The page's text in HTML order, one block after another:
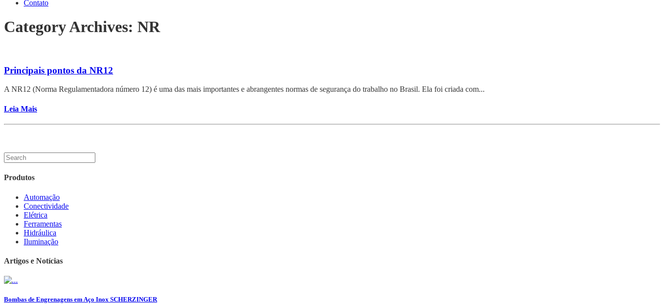
Contato
Category Archives: NR
Principais pontos da NR12
A NR12 (Norma Regulamentadora número 12) é uma das mais importantes e abrangentes normas de segurança do trabalho no Brasil. Ela foi criada com...
Leia Mais
Produtos
Automação
Conectividade
Elétrica
Ferramentas
Hidráulica
Iluminação
Artigos e Notícias
Bombas de Engrenagens em Aço Inox SCHERZINGER